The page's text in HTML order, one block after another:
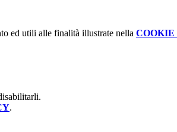
ed utili alle finalità illustrate nella
.